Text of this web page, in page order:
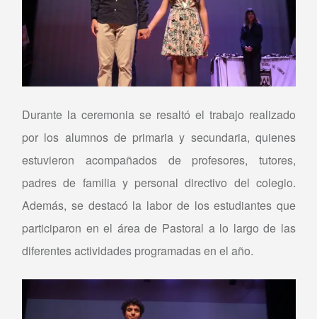
Durante la ceremonia se resaltó el trabajo realizado
por los alumnos de primaria y secundaria, quienes
estuvieron acompañados de profesores, tutores,
padres de familia y personal directivo del colegio.
Además, se destacó la labor de los estudiantes que
participaron en el área de Pastoral a lo largo de las
diferentes actividades programadas en el año.